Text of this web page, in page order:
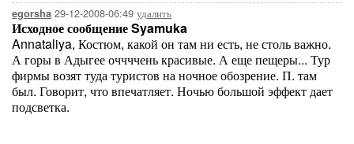
egorsha 29-12-2008-06:49 удалить
Исходное сообщение Syamuka
Annataliya, Костюм, какой он там ни есть, не столь важно.
А горы в Адыгее оччччень красивые. А еще пещеры... Тур
фирмы возят туда туристов на ночное обозрение. П. там
был. Говорит, что впечатляет. Ночью большой эффект дает
подсветка.